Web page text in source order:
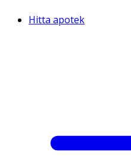
Hitta apotek